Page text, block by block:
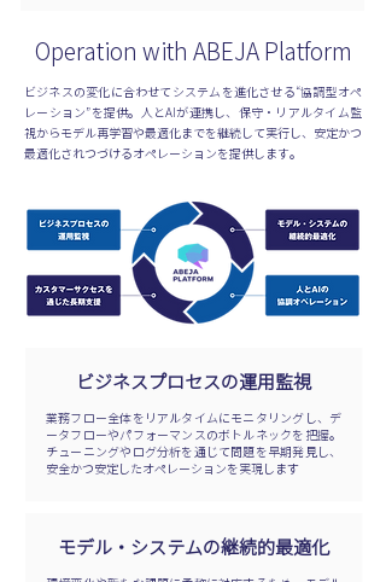
Operation with ABEJA Platform
ビジネスの変化に合わせてシステムを進化させる“協調型オペ
レーション”を提供。人とAIが連携し、保守・リアルタイム監
視からモデル再学習や最適化までを継続して実行し、安定かつ
最適化されつづけるオペレーションを提供します。
ビジネスプロセスの運用監視
業務フロー全体をリアルタイムにモニタリングし、デ
ータフローやパフォーマンスのボトルネックを把握。
チューニングやログ分析を通じて問題を早期発見し、
安全かつ安定したオペレーションを実現します
モデル・システムの継続的最適化